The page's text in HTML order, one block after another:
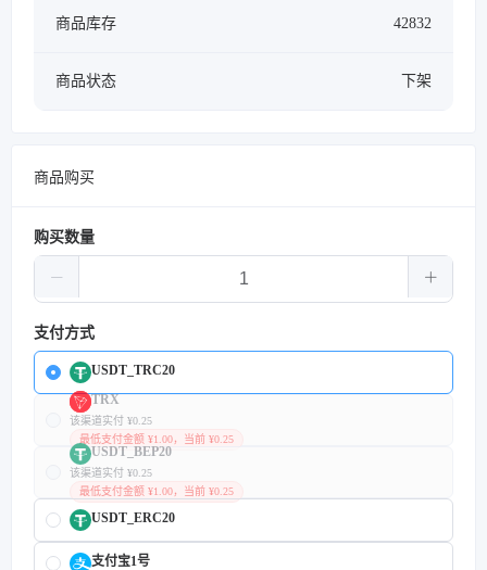
商品库存 42832
商品状态 下架
商品购买
购买数量
支付方式
USDT_TRC20
TRX
该渠道实付 ¥0.25
最低支付金额 ¥1.00，当前 ¥0.25
USDT_BEP20
该渠道实付 ¥0.25
最低支付金额 ¥1.00，当前 ¥0.25
USDT_ERC20
支付宝1号